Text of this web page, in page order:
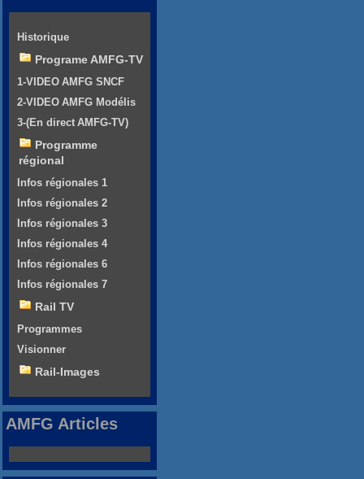
Historique
Programe AMFG-TV
1-VIDEO AMFG SNCF
2-VIDEO AMFG Modélis
3-(En direct AMFG-TV)
Programme
régional
Infos régionales 1
Infos régionales 2
Infos régionales 3
Infos régionales 4
Infos régionales 6
Infos régionales 7
Rail TV
Programmes
Visionner
Rail-Images
AMFG Articles